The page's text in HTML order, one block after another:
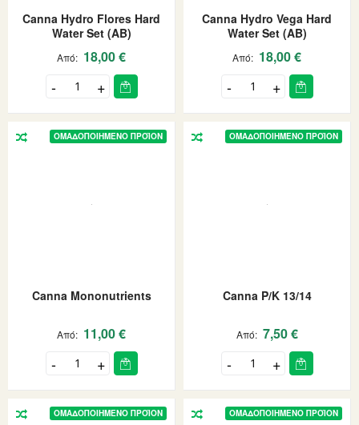
Canna Hydro Flores Hard
Water Set (AB)
Από 18,00 €
Canna Hydro Vega Hard
Water Set (AB)
Από 18,00 €
ΟΜΑΔΟΠΟΙΗΜΈΝΟ ΠΡΟΪΌΝ
Canna Mononutrients
Από 11,00 €
ΟΜΑΔΟΠΟΙΗΜΈΝΟ ΠΡΟΪΌΝ
Canna P/K 13/14
Από 7,50 €
ΟΜΑΔΟΠΟΙΗΜΈΝΟ ΠΡΟΪΌΝ ΟΜΑΔΟΠΟΙΗΜΈΝΟ ΠΡΟΪΌΝ